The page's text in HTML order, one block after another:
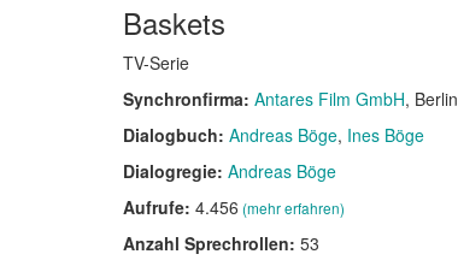
Baskets
TV-Serie
Synchronfirma: Antares Film GmbH, Berlin
Dialogbuch: Andreas Böge Ines Böge
Dialogregie: Andreas Böge
Aufrufe: 4.456 (mehr erfahren)
Anzahl Sprechrollen: 53